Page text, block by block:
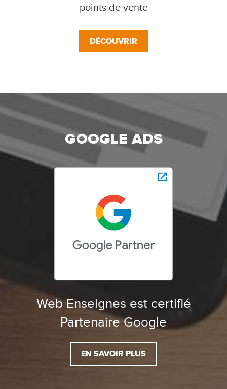
points de vente
DÉCOUVRIR
GOOGLE ADS
Web Enseignes est certifié
Partenaire Google
EN SAVOIR PLUS